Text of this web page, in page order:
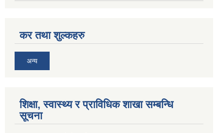
कर तथा शुल्कहरु
अन्य
शिक्षा, स्वास्थ्य र प्राविधिक शाखा सम्बन्धि
सूचना